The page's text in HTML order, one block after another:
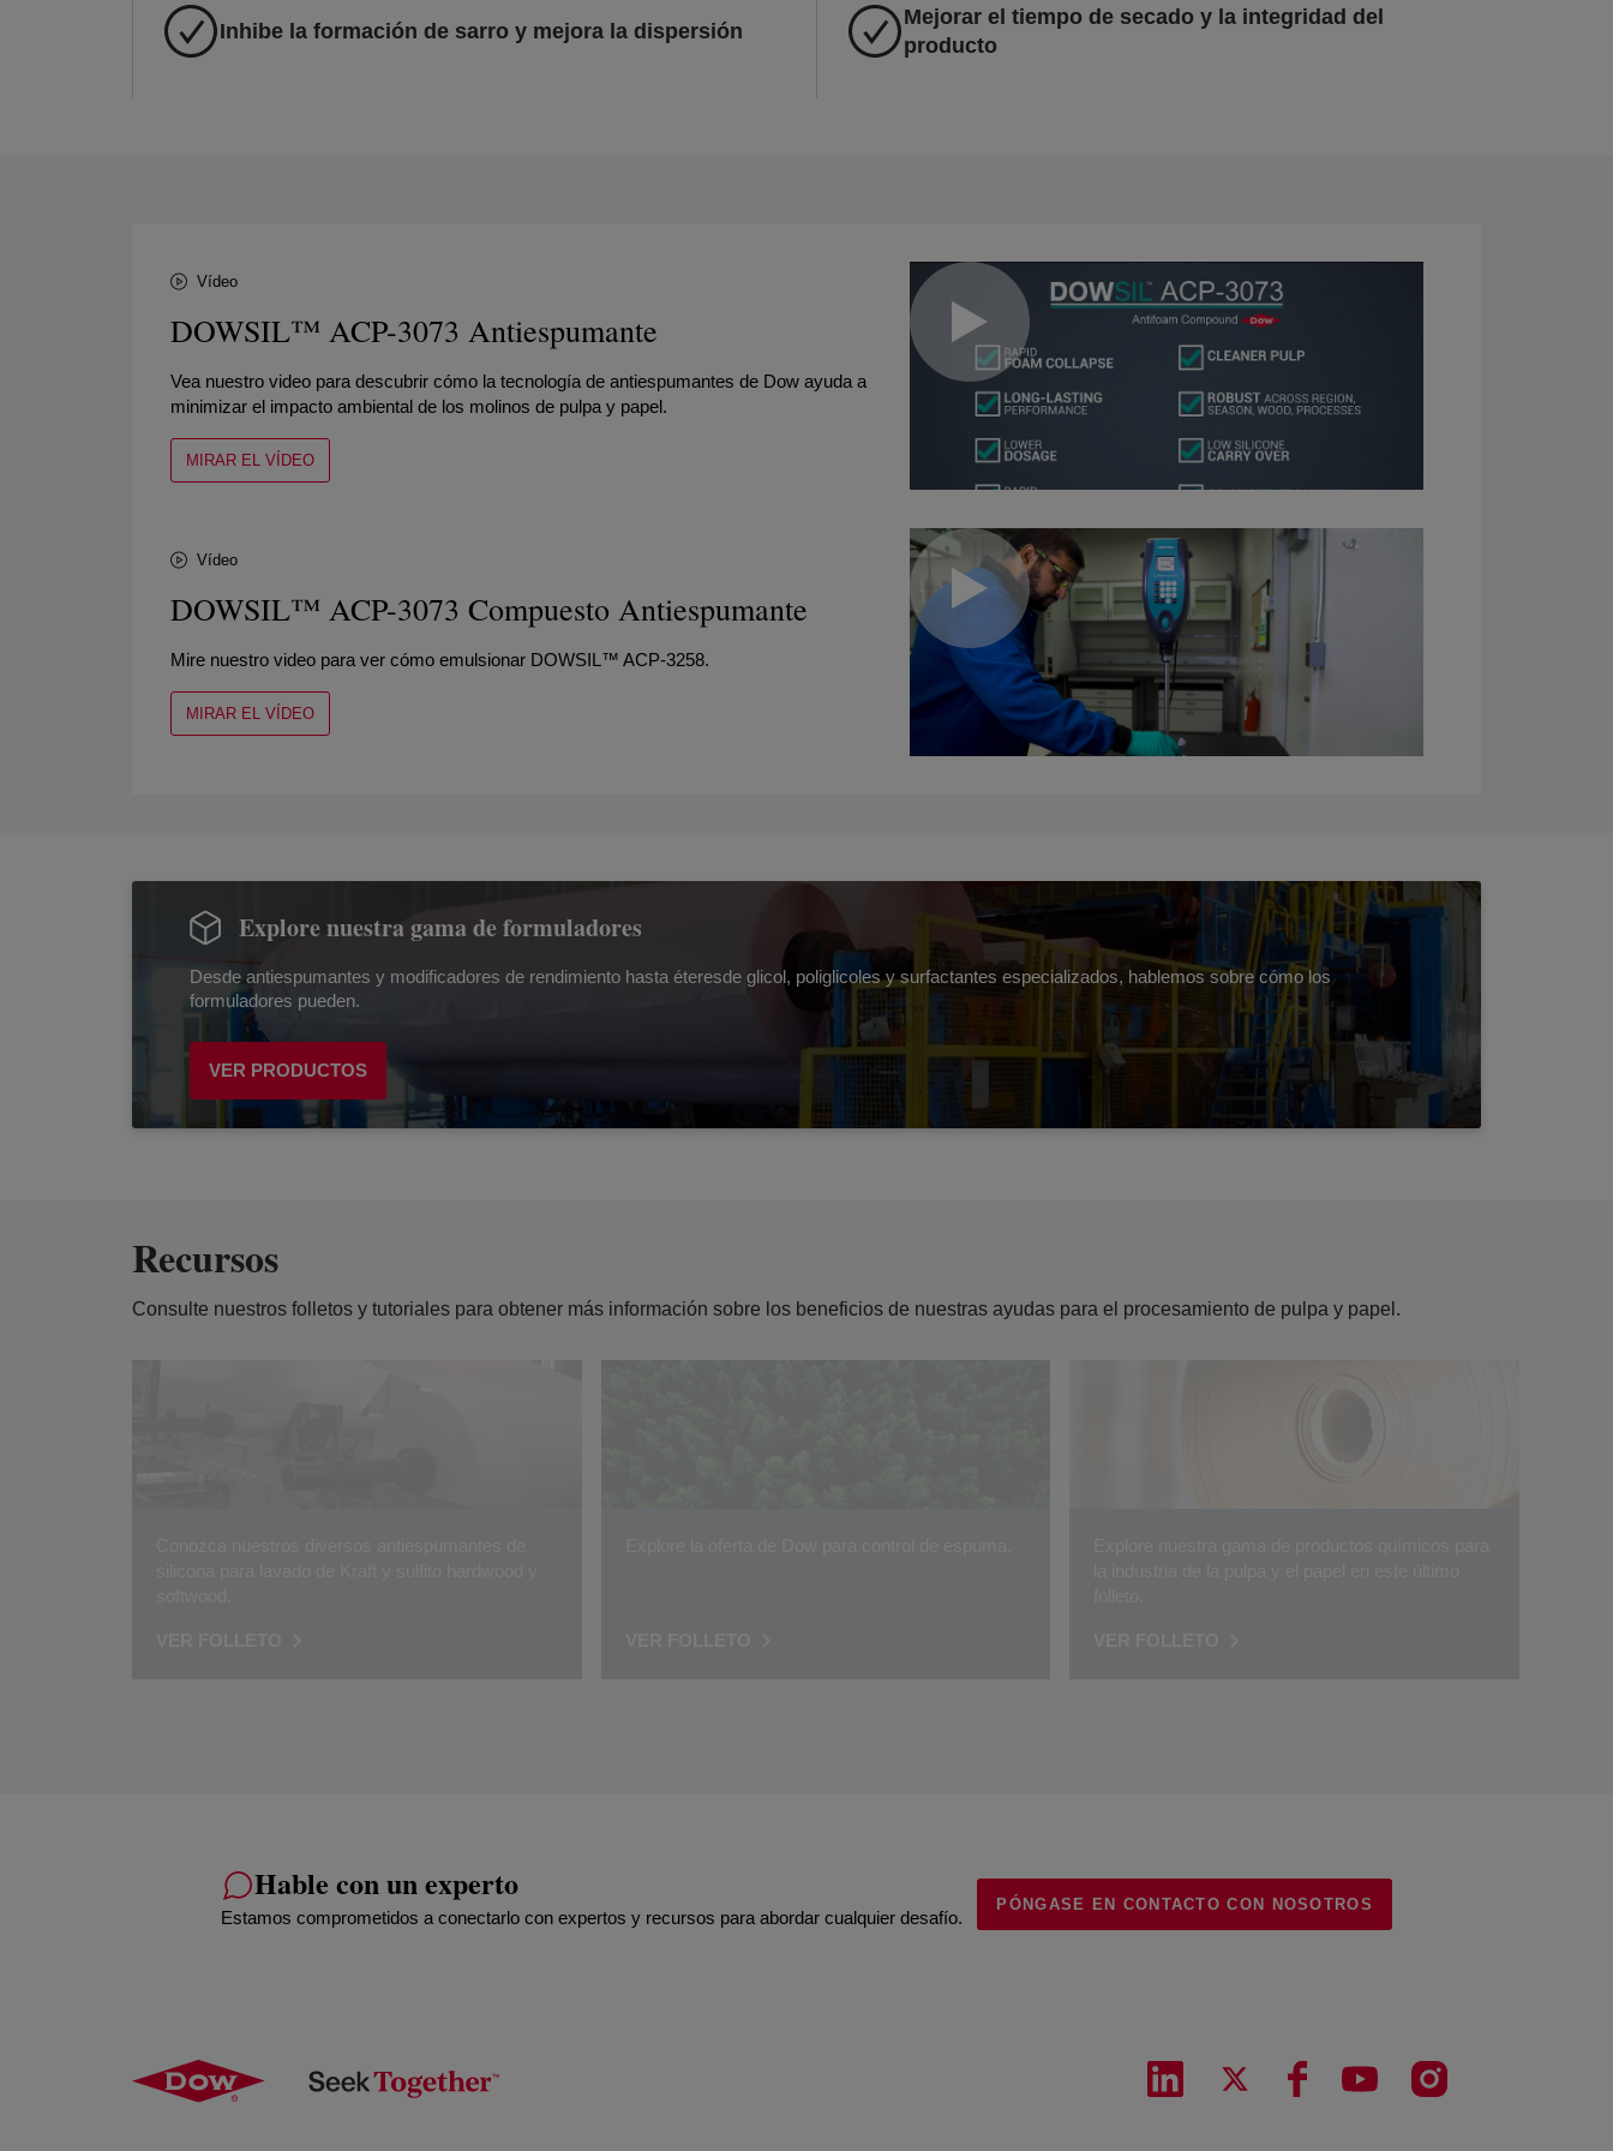
Inhibe la formación de sarro y mejora la dispersión
Mejorar el tiempo de secado y la integridad del
producto
Vídeo
DOWSIL™ ACP-3073 Antiespumante
Vea nuestro video para descubrir cómo la tecnología de antiespumantes de Dow ayuda a
minimizar el impacto ambiental de los molinos de pulpa y papel.
MIRAR EL VÍDEO
Vídeo
DOWSIL™ ACP-3073 Compuesto Antiespumante
Mire nuestro video para ver cómo emulsionar DOWSIL™ ACP-3258.
MIRAR EL VÍDEO
Explore nuestra gama de formuladores
Desde antiespumantes y modificadores de rendimiento hasta éteresde glicol, poliglicoles y surfactantes especializados, hablemos sobre cómo los
formuladores pueden.
VER PRODUCTOS
Recursos
Consulte nuestros folletos y tutoriales para obtener más información sobre los beneficios de nuestras ayudas para el procesamiento de pulpa y papel.
Hable con un experto
Estamos comprometidos a conectarlo con expertos y recursos para abordar cualquier desafío.
PÓNGASE EN CONTACTO CON NOSOTROS